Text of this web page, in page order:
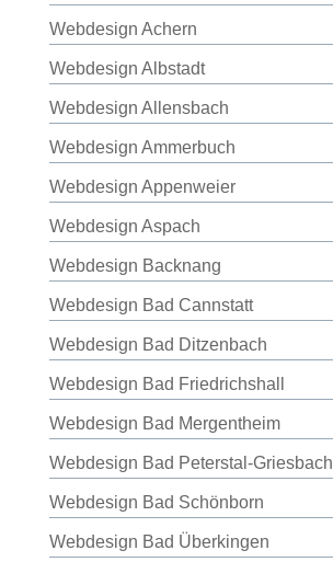
Webdesign Achern
Webdesign Albstadt
Webdesign Allensbach
Webdesign Ammerbuch
Webdesign Appenweier
Webdesign Aspach
Webdesign Backnang
Webdesign Bad Cannstatt
Webdesign Bad Ditzenbach
Webdesign Bad Friedrichshall
Webdesign Bad Mergentheim
Webdesign Bad Peterstal-Griesbach
Webdesign Bad Schönborn
Webdesign Bad Überkingen